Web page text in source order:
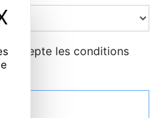
Masquer le
les conditions
**